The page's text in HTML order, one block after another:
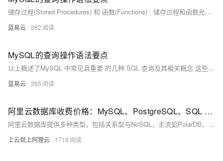
储存过程(Stored Procedures) 和 函数(Functions) : 储存过程和函数允许用户编写 SQL 脚本执行复杂任务.
蓝易云 382
MySQL的查询操作语法要点
以上概述了MySQL 中常见且重要 的几种 SQL 查询及其相关概念 这些知识点对任何希望有效利用 MySQL 进行数据库管理工作者都至关重要
蓝易云 265
阿里云数据库收费价格：MySQL、PostgreSQL、SQL Server和MariaDB引擎费用整理
阿里云数据库提供多种类型，包括关系型与NoSQL，主流如PolarDB、RDS MySQL/PostgreSQL、Redis等。价格低至21元/月起，支持按需付费与优惠套餐，适用于各类应用场景。
上云就上阿狸云 1718